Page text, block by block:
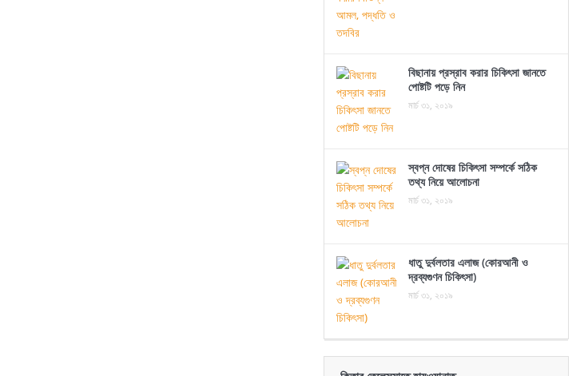
বিছানায় প্রস্রাব করার চিকিৎসা জানতে
পোষ্টটি পড়ে নিন
মার্চ ৩১, ২০১৯
স্বপ্ন দোষের চিকিৎসা সম্পর্কে সঠিক
তথ্য নিয়ে আলোচনা
মার্চ ৩১, ২০১৯
ধাতু দুর্বলতার এলাজ (কোরআনী ও
দ্রব্যগুণন চিকিৎসা)
মার্চ ৩১, ২০১৯